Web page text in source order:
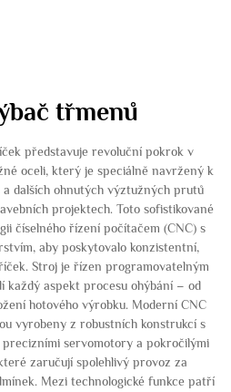
třmenů
představuje revoluční pokrok v
oceli, který je speciálně navržený k
dalších ohnutých výztužných prutů
projektech. Toto sofistikované
číselného řízení počítačem (CNC) s
aby poskytovalo konzistentní,
Stroj je řízen programovatelným
každý aspekt procesu ohýbání – od
hotového výrobku. Moderní CNC
vyrobeny z robustních konstrukcí s
servomotory a pokročilými
zaručují spolehlivý provoz za
Mezi technologické funkce patří